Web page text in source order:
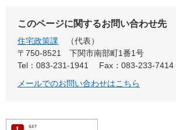
このページに関するお問い合わせ先
住宅政策課
代表
〒750-8521 下関市南部町1番1号
Tel：083-231-1941
Fax：083-233-7414
メールでのお問い合わせはこちら